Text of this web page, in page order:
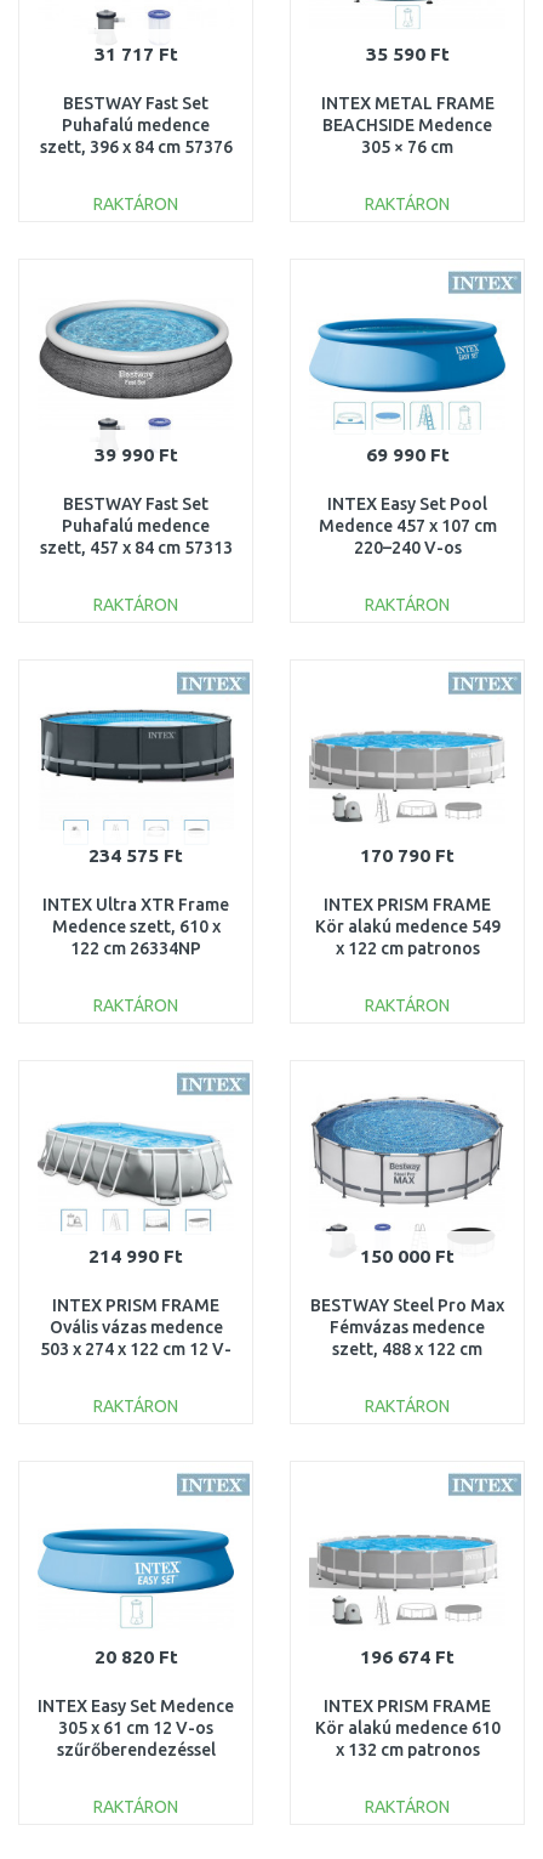
31 717 Ft
BESTWAY Fast Set
Puhafalú medence
szett, 396 x 84 cm 57376
RAKTÁRON
35 590 Ft
INTEX METAL FRAME
BEACHSIDE Medence
305 × 76 cm
240V 28208NP
RAKTÁRON
Összehasonlítás
39 990 Ft
BESTWAY Fast Set
Puhafalú medence
szett, 457 x 84 cm 57313
RAKTÁRON
Összehasonlítás
69 990 Ft
INTEX Easy Set Pool
Medence 457 x 107 cm
220–240 V-os
26166NP
RAKTÁRON
Összehasonlítás
234 575 Ft
INTEX Ultra XTR Frame
Medence szett, 610 x
122 cm 26334NP
RAKTÁRON
Összehasonlítás
170 790 Ft
INTEX PRISM FRAME
Kör alakú medence 549
x 122 cm patronos
26732NP
RAKTÁRON
214 990 Ft
INTEX PRISM FRAME
Ovális vázas medence
503 x 274 x 122 cm 12 V-
26796
RAKTÁRON
Összehasonlítás
150 000 Ft
BESTWAY Steel Pro Max
Fémvázas medence
szett, 488 x 122 cm
RAKTÁRON
Összehasonlítás
20 820 Ft
INTEX Easy Set Medence
305 x 61 cm 12 V-os
szűrőberendezéssel
RAKTÁRON
196 674 Ft
INTEX PRISM FRAME
Kör alakú medence 610
x 132 cm patronos
26756NP
RAKTÁRON